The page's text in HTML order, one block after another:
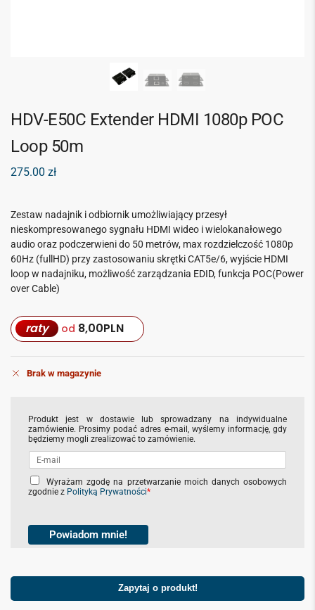
HDV-E50C Extender HDMI 1080p POC
Loop 50m
275.00 zł
Zestaw nadajnik i odbiornik umożliwiający przesył
nieskompresowanego sygnału HDMI wideo i wielokanałowego
audio oraz podczerwieni do 50 metrów, max rozdzielczość 1080p
60Hz (fullHD) przy zastosowaniu skrętki CAT5e/6, wyjście HDMI
loop w nadajniku, możliwość zarządzania EDID, funkcja POC(Power
over Cable)
raty od 8,00PLN
Brak w magazynie
Produkt jest w dostawie lub sprowadzany na indywidualne
zamówienie. Prosimy podać adres e-mail, wyślemy informację, gdy
będziemy mogli zrealizować to zamówienie.
C
h
b
x
s
Wyrażam zgodę na przetwarzanie moich danych osobowych
zgodnie z Polityką Prywatności*
Powiadom mnie!
Zapytaj o produkt!